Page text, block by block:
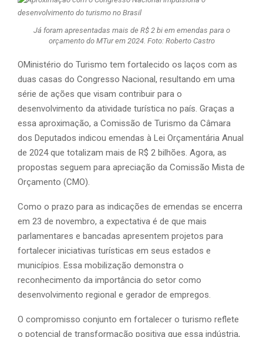
Já foram apresentadas mais de R$ 2 bi em emendas para o
orçamento do MTur em 2024. Foto: Roberto Castro
OMinistério do Turismo tem fortalecido os laços com as
duas casas do Congresso Nacional, resultando em uma
série de ações que visam contribuir para o
desenvolvimento da atividade turística no país. Graças a
essa aproximação, a Comissão de Turismo da Câmara
dos Deputados indicou emendas à Lei Orçamentária Anual
de 2024 que totalizam mais de R$ 2 bilhões. Agora, as
propostas seguem para apreciação da Comissão Mista de
Orçamento (CMO).
Como o prazo para as indicações de emendas se encerra
em 23 de novembro, a expectativa é de que mais
parlamentares e bancadas apresentem projetos para
fortalecer iniciativas turísticas em seus estados e
municípios. Essa mobilização demonstra o
reconhecimento da importância do setor como
desenvolvimento regional e gerador de empregos.
O compromisso conjunto em fortalecer o turismo reflete
o potencial de transformação positiva que essa indústria,